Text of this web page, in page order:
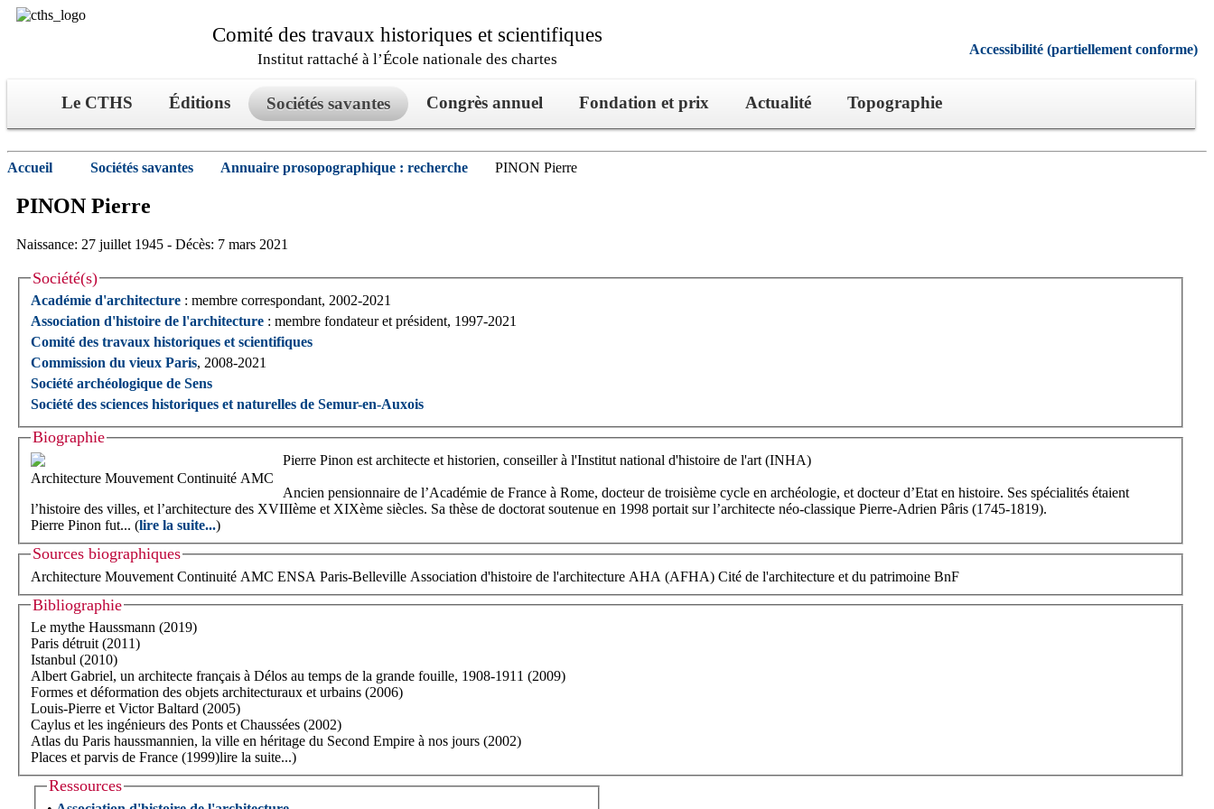
Comité des travaux historiques et scientifiques
Institut rattaché à l’École nationale des chartes
Accessibilité (partiellement conforme)
Le CTHS Éditions Sociétés savantes Congrès annuel Fondation et prix Actualité Topographie
Accueil Sociétés savantes Annuaire prosopographique : recherche PINON Pierre
PINON Pierre
Naissance: 27 juillet 1945 - Décès: 7 mars 2021
Société(s)
Académie d'architecture : membre correspondant, 2002-2021
Association d'histoire de l'architecture : membre fondateur et président, 1997-2021
Comité des travaux historiques et scientifiques
Commission du vieux Paris, 2008-2021
Société archéologique de Sens
Société des sciences historiques et naturelles de Semur-en-Auxois
Biographie
Architecture Mouvement Continuité AMC
Pierre Pinon est architecte et historien, conseiller à l'Institut national d'histoire de l'art (INHA)
Ancien pensionnaire de l’Académie de France à Rome, docteur de troisième cycle en archéologie, et docteur d’Etat en histoire. Ses spécialités étaient
l’histoire des villes, et l’architecture des XVIIIème et XIXème siècles. Sa thèse de doctorat soutenue en 1998 portait sur l’architecte néo-classique Pierre-Adrien Pâris (1745-1819).
Pierre Pinon fut... (lire la suite...)
Sources biographiques
Architecture Mouvement Continuité AMC ENSA Paris-Belleville Association d'histoire de l'architecture AHA (AFHA) Cité de l'architecture et du patrimoine BnF
Bibliographie
Le mythe Haussmann (2019)
Paris détruit (2011)
Istanbul (2010)
Albert Gabriel, un architecte français à Délos au temps de la grande fouille, 1908-1911 (2009)
Formes et déformation des objets architecturaux et urbains (2006)
Louis-Pierre et Victor Baltard (2005)
Caylus et les ingénieurs des Ponts et Chaussées (2002)
Atlas du Paris haussmannien, la ville en héritage du Second Empire à nos jours (2002)
Places et parvis de France (1999)lire la suite...)
Ressources